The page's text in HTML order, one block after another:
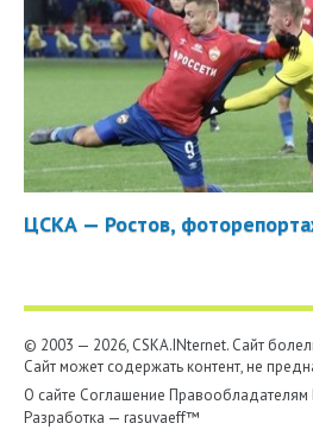
ЦСКА — Ростов,
© 2003 — 2026, CSKA.INternet. Cайт
Сайт может содержать контент, не
О сайте Соглашение Правообладателям
Разработка — rasuvaeff™